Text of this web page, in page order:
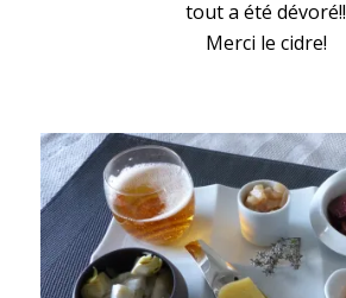
tout a été dévoré!!
Merci le cidre!